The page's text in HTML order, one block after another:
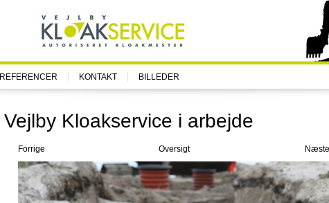
REFERENCER KONTAKT BILLEDER
Vejlby Kloakservice i arbejde
Forrige Oversigt Næste